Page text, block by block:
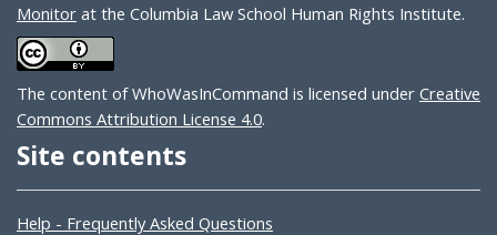
Monitor at the Columbia Law School Human Rights Institute.
The content of WhoWasInCommand is licensed under Creative
Commons Attribution License 4.0.
Site contents
Help - Frequently Asked Questions